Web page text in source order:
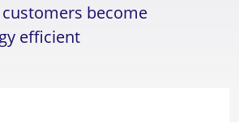
become
efficient